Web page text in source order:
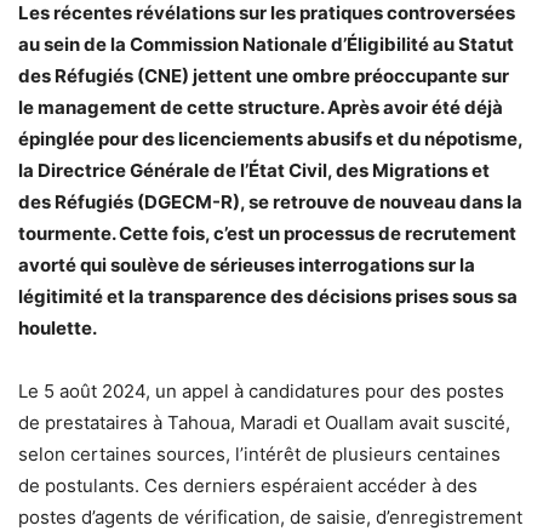
Les récentes révélations sur les pratiques controversées
au sein de la Commission Nationale d’Éligibilité au Statut
des Réfugiés (CNE) jettent une ombre préoccupante sur
le management de cette structure. Après avoir été déjà
épinglée pour des licenciements abusifs et du népotisme,
la Directrice Générale de l’État Civil, des Migrations et
des Réfugiés (DGECM-R), se retrouve de nouveau dans la
tourmente. Cette fois, c’est un processus de recrutement
avorté qui soulève de sérieuses interrogations sur la
légitimité et la transparence des décisions prises sous sa
houlette.
Le 5 août 2024, un appel à candidatures pour des postes
de prestataires à Tahoua, Maradi et Ouallam avait suscité,
selon certaines sources, l’intérêt de plusieurs centaines
de postulants. Ces derniers espéraient accéder à des
postes d’agents de vérification, de saisie, d’enregistrement